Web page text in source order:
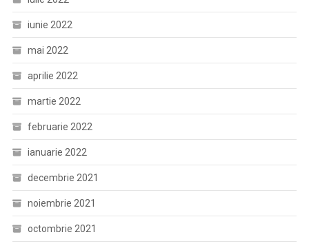
iunie 2022
mai 2022
aprilie 2022
martie 2022
februarie 2022
ianuarie 2022
decembrie 2021
noiembrie 2021
octombrie 2021